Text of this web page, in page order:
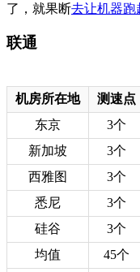
了，就果断去让机器跑
联通
机房所在地
测速点
东京
3个
新加坡
3个
西雅图
3个
悉尼
3个
硅谷
3个
均值
45个